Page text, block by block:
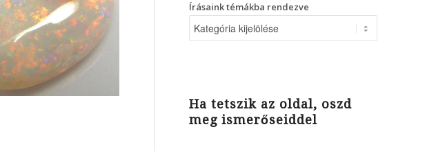
Írásaink témákba rendezve
Ha tetszik az oldal, oszd
meg ismerőseiddel